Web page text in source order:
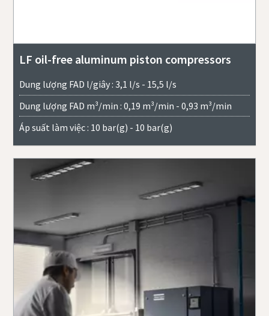
LF oil-free aluminum piston compressors
Dung lượng FAD l/giây : 3,1 l/s - 15,5 l/s
Dung lượng FAD m³/min : 0,19 m³/min - 0,93 m³/min
Áp suất làm việc : 10 bar(g) - 10 bar(g)